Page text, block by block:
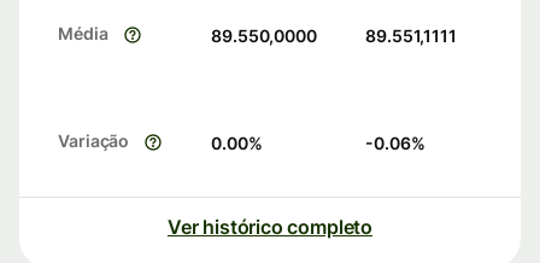
Média 89.550,0000 89.551,1111
Variação 0.00% -0.06%
Ver histórico completo